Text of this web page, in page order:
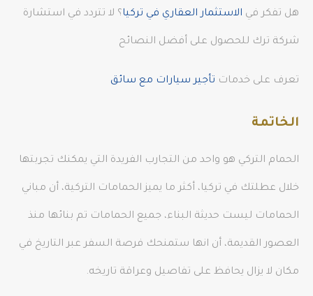
هل تفكر في الاستثمار العقاري في تركيا ؟ لا تتردد في استشارة
شركة ترك للحصول على أفضل النصائح
تعرف على خدمات تأجير سيارات مع سائق
الخاتمة
الحمام التركي هو واحد من التجارب الفريدة التي يمكنك تجربتها
خلال عطلتك في تركيا، أكثر ما يميز الحمامات التركية، أن مباني
الحمامات ليست حديثة البناء، جميع الحمامات تم بنائها منذ
العصور القديمة، أن انها ستمنحك فرصة السفر عبر التاريخ في
مكان لا يزال يحافظ على تفاصيل وعراقة تاريخه.